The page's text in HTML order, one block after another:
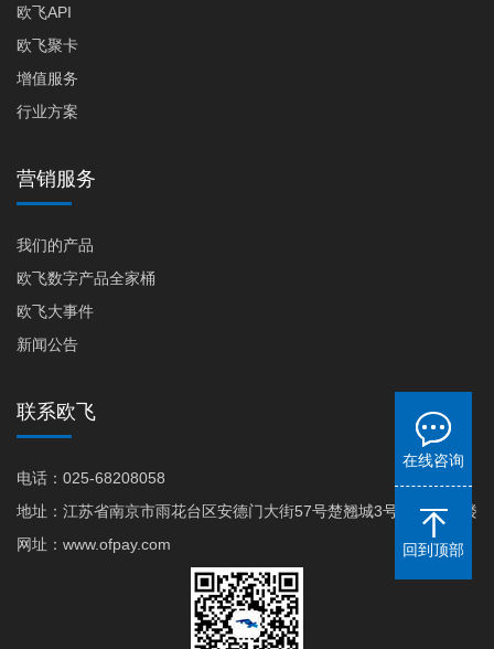
欧飞API
欧飞聚卡
增值服务
行业方案
营销服务
我们的产品
欧飞数字产品全家桶
欧飞大事件
新闻公告
联系欧飞
电话：025-68208058
地址：江苏省南京市雨花台区安德门大街57号楚翘城3号商务楼10楼
网址：www.ofpay.com
在线咨询
回到顶部